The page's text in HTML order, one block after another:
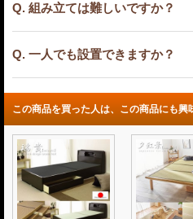
Q. 組み立ては難しいですか？
Q. 一人でも設置できますか？
この商品を買った人は、この商品にも興